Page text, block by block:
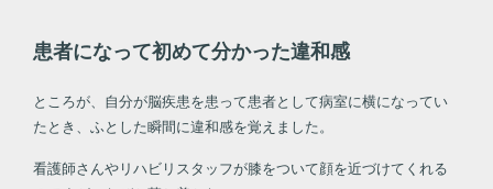
患者になって初めて分かった違和感
ところが、自分が脳疾患を患って患者として病室に横になってい
たとき、ふとした瞬間に違和感を覚えました。
看護師さんやリハビリスタッフが膝をついて顔を近づけてくれる